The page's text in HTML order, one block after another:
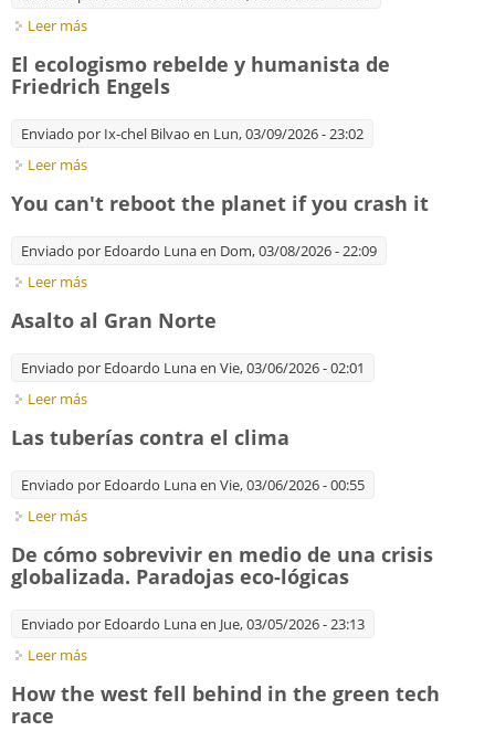
Leer más
El ecologismo rebelde y humanista de
Friedrich Engels
Enviado por Ix-chel Bilvao en Lun, 03/09/2026 - 23:02
Leer más
You can't reboot the planet if you crash it
Enviado por Edoardo Lunaen Dom, 03/08/2026 - 22:09
Leer más
Asalto al Gran Norte
Enviado por Edoardo Lunaen Vie, 03/06/2026 - 02:01
Leer más
Las tuberías contra el clima
Enviado por Edoardo Lunaen Vie, 03/06/2026 - 00:55
Leer más
De cómo sobrevivir en medio de una crisis
globalizada. Paradojas eco-lógicas
Enviado por Edoardo Lunaen Jue, 03/05/2026 - 23:13
Leer más
How the west fell behind in the green tech
race